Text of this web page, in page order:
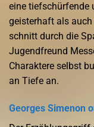
eine tiefschürfende
geisterhaft als
schnitt durch die
Jugendfreund
Charaktere selbst
an Tiefe an.
Georges Simenon